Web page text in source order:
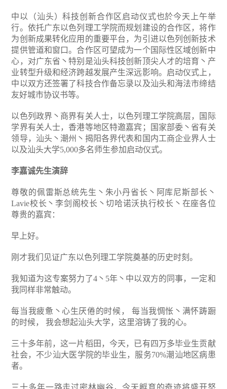
中以（汕头）科技创新合作区启动仪式也於今天上午举
行。依托广东以色列理工学院而规划建设的合作区，将作
为创新成果转化应用的重要平台，为引进以色列创新技术
提供管道和窗口。合作区可望成为一个国际性区域创新中
心，对广东省丶特别是汕头科技创新顶尖人才的培育丶产
业转型升级和经济跨越发展产生深远影响。启动仪式上，
中以双方还签署了科技合作备忘录以及汕头和海法市缔结
友好城市协议书等。
以色列政界丶商界有关人士，以色列理工学院高层，国际
学界有关人士，香港等地区特邀嘉宾；国家部委丶省有关
领导，汕头丶潮州丶揭阳各界代表和国内工商企业界人士
以及汕头大学5,000多名师生参加启动仪式。
李嘉诚先生演辞
尊敬的佩雷斯总统先生丶朱小丹省长丶阿库尼斯部长丶
Lavie校长丶李剑阁校长丶切哈诺沃执行校长丶在座各位
尊贵的嘉宾：
早上好。
刚才我们见证广东以色列理工学院奠基的历史时刻。
我知道为这专案努力了4丶5年丶中以双方的同事，一定和
我同样非常触动。
每当我疲惫丶心生厌倦的时候，
每当我惆怅丶满怀踌蹰
的时候，
我会想起汕头大学，这里溶铸了我的心。
三十多年前，这一片稻田，今天，已有四万多毕业生贡献
社会，不少汕大医学院的毕业生，服务70%潮汕地区病患
者。
三十多年一路走过密林幽谷，今天孵育的奇迹将盛开怒